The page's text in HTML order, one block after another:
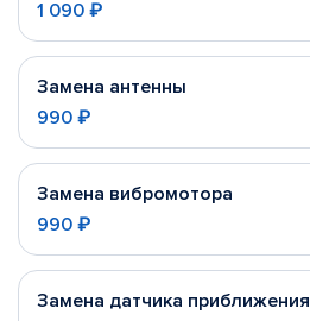
1 090 ₽
Замена антенны
990 ₽
Замена вибромотора
990 ₽
Замена датчика приближения